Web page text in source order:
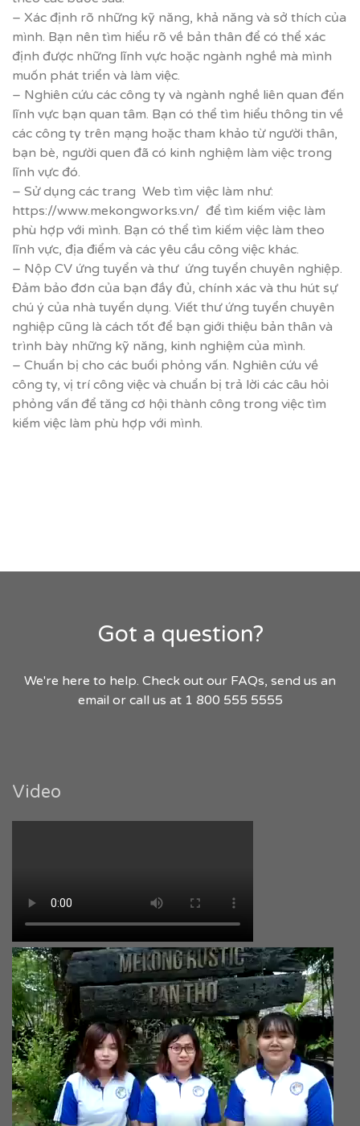
– Xác định rõ những kỹ năng, khả năng và sở thích của
mình. Bạn nên tìm hiểu rõ về bản thân để có thể xác
định được những lĩnh vực hoặc ngành nghề mà mình
muốn phát triển và làm việc.
– Nghiên cứu các công ty và ngành nghề liên quan đến
lĩnh vực bạn quan tâm. Bạn có thể tìm hiểu thông tin về
các công ty trên mạng hoặc tham khảo từ người thân,
bạn bè, người quen đã có kinh nghiệm làm việc trong
lĩnh vực đó.
– Sử dụng các trang Web tìm việc làm như:
https://www.mekongworks.vn/ để tìm kiếm việc làm
phù hợp với mình. Bạn có thể tìm kiếm việc làm theo
lĩnh vực, địa điểm và các yêu cầu công việc khác.
– Nộp CV ứng tuyển và thư ứng tuyển chuyên nghiệp.
Đảm bảo đơn của bạn đầy đủ, chính xác và thu hút sự
chú ý của nhà tuyển dụng. Viết thư ứng tuyển chuyên
nghiệp cũng là cách tốt để bạn giới thiệu bản thân và
trình bày những kỹ năng, kinh nghiệm của mình.
– Chuẩn bị cho các buổi phỏng vấn. Nghiên cứu về
công ty, vị trí công việc và chuẩn bị trả lời các câu hỏi
phỏng vấn để tăng cơ hội thành công trong việc tìm
kiếm việc làm phù hợp với mình.
Got a question?
We're here to help. Check out our FAQs, send us an
email or call us at 1 800 555 5555
Video